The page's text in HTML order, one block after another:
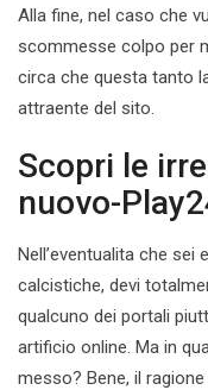
Alla fine, nel caso che
scommesse colpo per
circa che questa tanto
attraente del sito.
Scopri le
nuovo-
Nell’eventualita che
calcistiche, devi
qualcuno dei portali
artificio online. Ma in
messo? Bene, il